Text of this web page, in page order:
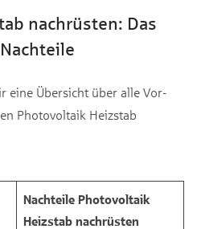
nachrüsten: Das
eine Übersicht über alle Vor-
Photovoltaik Heizstab
Nachteile Photovoltaik
Heizstab nachrüsten